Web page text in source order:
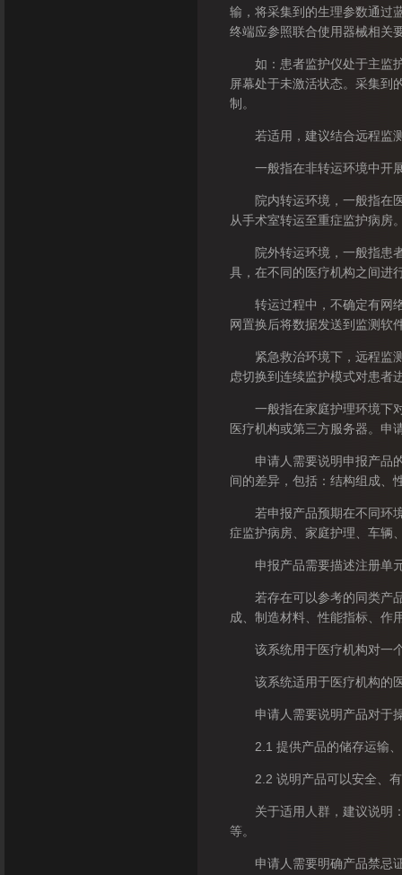
输，将采集到的生理参数通过
终端应参照联合使用器械相关
如：患者监护仪处于主监护
屏幕处于未激活状态。采集到
制。
若适用，建议结合远程监测
一般指在非转运环境中开展
院内转运环境，一般指在医
从手术室转运至重症监护病房
院外转运环境，一般指患者
具，在不同的医疗机构之间进
转运过程中，不确定有网络
网置换后将数据发送到监测软
紧急救治环境下，远程监测
虑切换到连续监护模式对患者
一般指在家庭护理环境下对
医疗机构或第三方服务器。申
申请人需要说明申报产品的
间的差异，包括：结构组成、
若申报产品预期在不同环境
症监护病房、家庭护理、车辆
申报产品需要描述注册单元
若存在可以参考的同类产品/
成、制造材料、性能指标、作
该系统用于医疗机构对一个
该系统适用于医疗机构的医
申请人需要说明产品对于操
2.1 提供产品的储存运输、
2.2 说明产品可以安全、有
关于适用人群，建议说明：
等。
申请人需要明确产品禁忌证